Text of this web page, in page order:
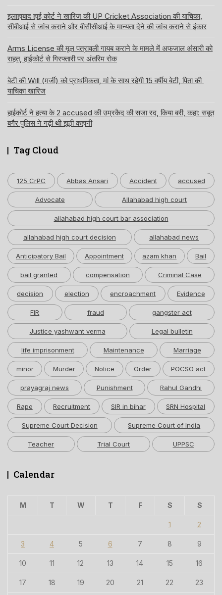
इलाहाबाद हाई कोर्ट ने खारिज की UP Cricket Association की याचिका,
सीबीआई से जांच कराने और बीसीसीआई के मान्यता देने की जांच कराने से इंकार
Arms License की मूल पत्रावली गायब कराने के मामले में अफजाल अंसारी को
राहत, हाईकोर्ट से गिरफ्तारी पर अंतरिम रोक
बेटी की Will (मर्जी) को प्राथमिकता, मां के साथ रहेगी 15 वर्षीय बेटी, पिता की
याचिका खारिज
हाईकोर्ट ने हत्या के 2 accused की उम्रकैद की सजा रद, किया बरी, कहा: सबूत
बगैर पुलिस ने गढ़ी थी झूठी कहानी
Tag Cloud
125 CrPC Abbas Ansari Accident accused
Advocate Allahabad high court
allahabad high court bar association
allahabad high court decision allahabad news
Anticipatory Bail Appointment azam khan Bail
bail granted compensation Criminal Case
decision election encroachment Evidence
FIR fraud gangster act
Justice yashwant verma Legal bulletin
life imprisonment Maintenance Marriage
minor Murder Notice Order POCSO act
prayagraj news Punishment Rahul Gandhi
Rape Recruitment SIR in bihar SRN Hospital
Supreme Court Decision Supreme Court of India
Teacher Trial Court UPPSC
Calendar
M T W T F S S
1 2
3 4 5 6 7 8 9
10 11 12 13 14 15 16
17 18 19 20 21 22 23